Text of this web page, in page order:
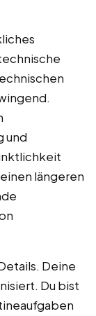
und
längeren
Deine
Du bist